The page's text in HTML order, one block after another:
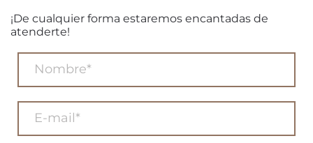
¡De cualquier forma estaremos encantadas de
atenderte!